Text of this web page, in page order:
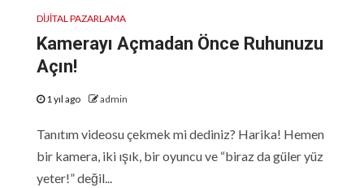
DIJITAL PAZARLAMA
Kamerayı Açmadan Önce Ruhunuzu
Açın!
1 yıl ago admin
Tanıtım videosu çekmek mi dediniz? Harika! Hemen
bir kamera, iki ışık, bir oyuncu ve “biraz da güler yüz
yeter!” değil...